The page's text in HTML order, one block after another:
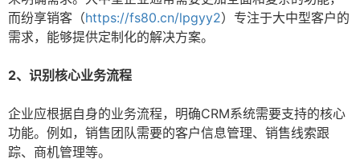
而纷享销客（https://fs80.cn/lpgyy2）专注于大中型客户的
需求，能够提供定制化的解决方案。
2、识别核心业务流程
企业应根据自身的业务流程，明确CRM系统需要支持的核心
功能。例如，销售团队需要的客户信息管理、销售线索跟
踪、商机管理等。